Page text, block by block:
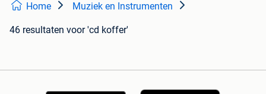
Home Muziek en Instrumenten
46 resultaten voor 'cd koffer'